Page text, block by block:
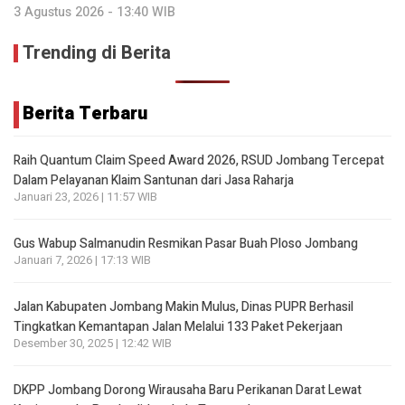
3 Agustus 2026 - 13:40 WIB
Trending di Berita
Berita Terbaru
Raih Quantum Claim Speed Award 2026, RSUD Jombang Tercepat
Dalam Pelayanan Klaim Santunan dari Jasa Raharja
Januari 23, 2026 | 11:57 WIB
Gus Wabup Salmanudin Resmikan Pasar Buah Ploso Jombang
Januari 7, 2026 | 17:13 WIB
Jalan Kabupaten Jombang Makin Mulus, Dinas PUPR Berhasil
Tingkatkan Kemantapan Jalan Melalui 133 Paket Pekerjaan
Desember 30, 2025 | 12:42 WIB
DKPP Jombang Dorong Wirausaha Baru Perikanan Darat Lewat